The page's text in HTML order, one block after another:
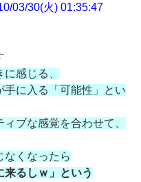
03/30(火) 01:35:47
感じる、
手に入る「可能性」とい
ブな感覚を合わせて、
なくなったら
来るしｗ」という